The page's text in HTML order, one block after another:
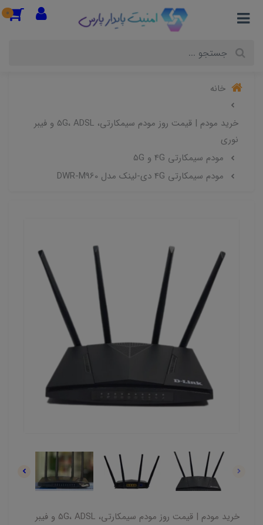
0
خانه
خرید مودم | قیمت روز مودم سیمکارتی، 5G، ADSL و فیبر
نوری
مودم سیمکارتی 4G و 5G
مودم سیمکارتی 4G دی-لینک مدل DWR-M960
خرید مودم | قیمت روز مودم سیمکارتی، 5G، ADSL و فیبر